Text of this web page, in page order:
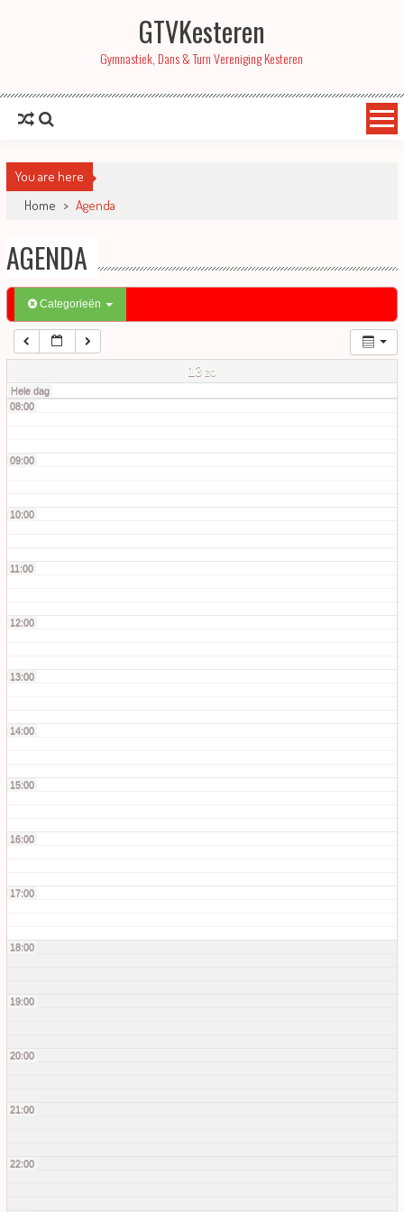
GTVKesteren
Gymnastiek, Dans & Turn Vereniging Kesteren
You are here
Home > Agenda
AGENDA
Categorieën
13 zo
Hele dag
04:00
06:00
07:00
08:00
09:00
10:00
11:00
12:00
13:00
14:00
15:00
16:00
17:00
18:00
19:00
20:00
21:00
22:00